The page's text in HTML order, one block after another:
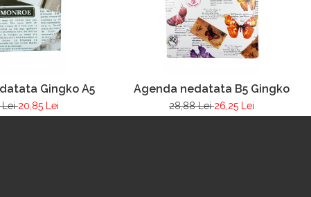
Gingko A5
Lei20,85 Lei
Agenda nedatata B5 Gingko
28,88 Lei26,25 Lei